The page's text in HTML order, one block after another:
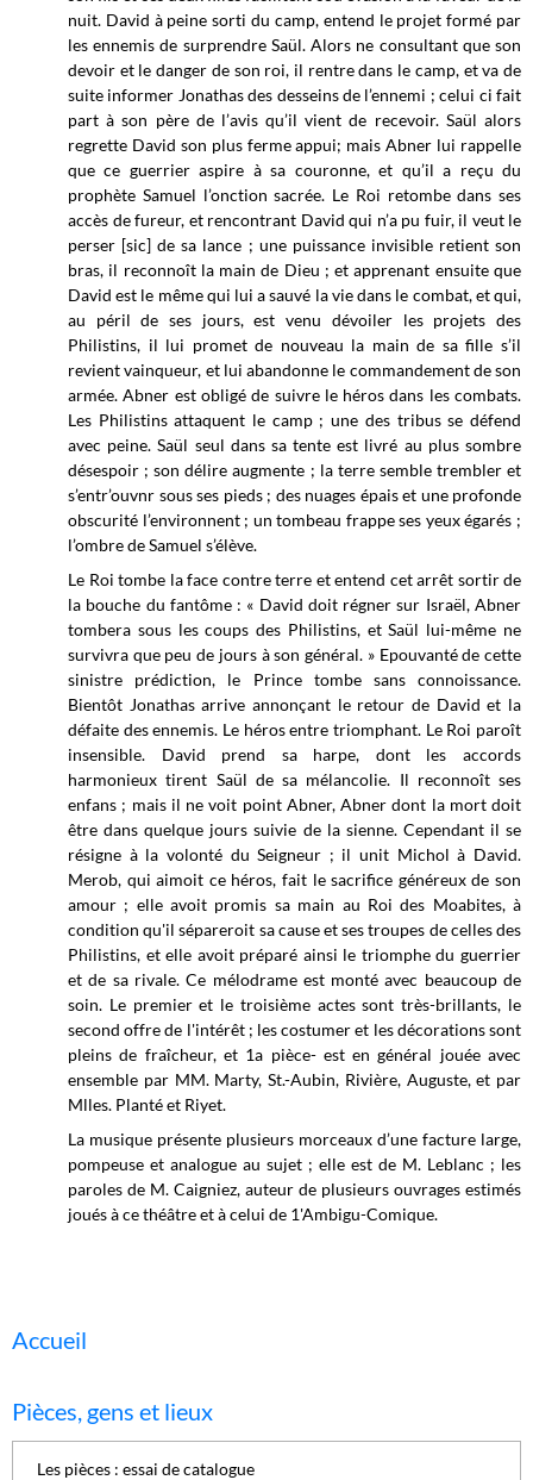
nuit. David à peine sorti du camp, entend le projet formé par
les ennemis de surprendre Saül. Alors ne consultant que son
devoir et le danger de son roi, il rentre dans le camp, et va de
suite informer Jonathas des desseins de l’ennemi ; celui ci fait
part à son père de l’avis qu’il vient de recevoir. Saül alors
regrette David son plus ferme appui; mais Abner lui rappelle
que ce guerrier aspire à sa couronne, et qu’il a reçu du
prophète Samuel l’onction sacrée. Le Roi retombe dans ses
accès de fureur, et rencontrant David qui n’a pu fuir, il veut le
perser [sic] de sa lance ; une puissance invisible retient son
bras, il reconnoît la main de Dieu ; et apprenant ensuite que
David est le même qui lui a sauvé la vie dans le combat, et qui,
au péril de ses jours, est venu dévoiler les projets des
Philistins, il lui promet de nouveau la main de sa fille s’il
revient vainqueur, et lui abandonne le commandement de son
armée. Abner est obligé de suivre le héros dans les combats.
Les Philistins attaquent le camp ; une des tribus se défend
avec peine. Saül seul dans sa tente est livré au plus sombre
désespoir ; son délire augmente ; la terre semble trembler et
s’entr’ouvnr sous ses pieds ; des nuages épais et une profonde
obscurité l’environnent ; un tombeau frappe ses yeux égarés ;
l’ombre de Samuel s’élève.
Le Roi tombe la face contre terre et entend cet arrêt sortir de
la bouche du fantôme : « David doit régner sur Israël, Abner
tombera sous les coups des Philistins, et Saül lui-même ne
survivra que peu de jours à son général. » Epouvanté de cette
sinistre prédiction, le Prince tombe sans connoissance.
Bientôt Jonathas arrive annonçant le retour de David et la
défaite des ennemis. Le héros entre triomphant. Le Roi paroît
insensible. David prend sa harpe, dont les accords
harmonieux tirent Saül de sa mélancolie. Il reconnoît ses
enfans ; mais il ne voit point Abner, Abner dont la mort doit
être dans quelque jours suivie de la sienne. Cependant il se
résigne à la volonté du Seigneur ; il unit Michol à David.
Merob, qui aimoit ce héros, fait le sacrifice généreux de son
amour ; elle avoit promis sa main au Roi des Moabites, à
condition qu'il sépareroit sa cause et ses troupes de celles des
Philistins, et elle avoit préparé ainsi le triomphe du guerrier
et de sa rivale. Ce mélodrame est monté avec beaucoup de
soin. Le premier et le troisième actes sont très-brillants, le
second offre de l'intérêt ; les costumer et les décorations sont
pleins de fraîcheur, et 1a pièce- est en général jouée avec
ensemble par MM. Marty, St.-Aubin, Rivière, Auguste, et par
Mlles. Planté et Riyet.
La musique présente plusieurs morceaux d’une facture large,
pompeuse et analogue au sujet ; elle est de M. Leblanc ; les
paroles de M. Caigniez, auteur de plusieurs ouvrages estimés
joués à ce théâtre et à celui de 1'Ambigu-Comique.
Accueil
Pièces, gens et lieux
Les pièces : essai de catalogue